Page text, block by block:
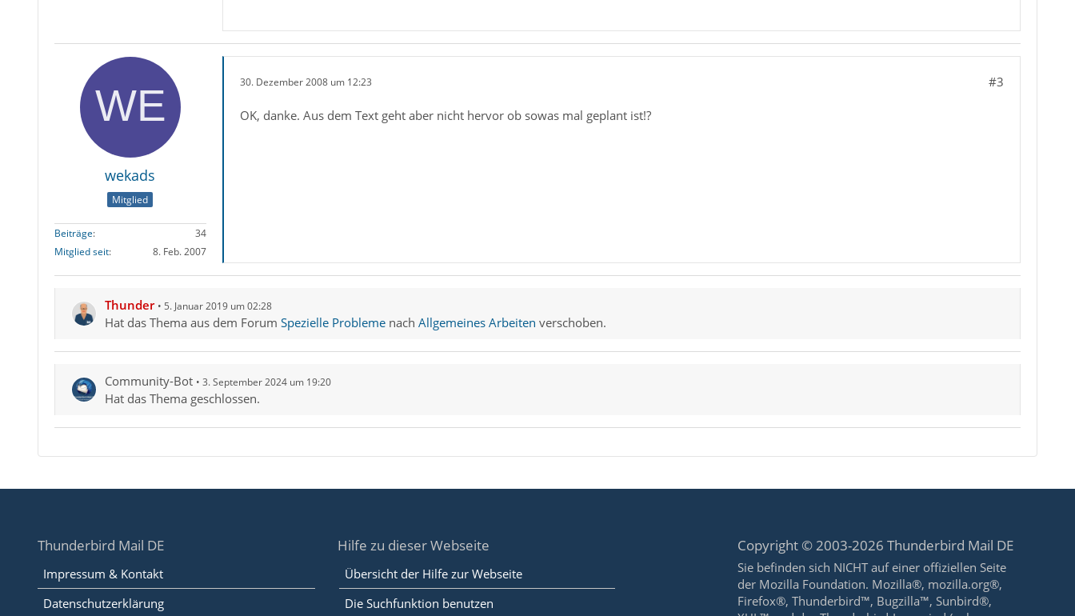
wekads
Mitglied
Beiträge
34
Mitglied seit
8. Feb. 2007
30. Dezember 2008 um 12:23 #3
OK, danke. Aus dem Text geht aber nicht hervor ob sowas mal geplant ist!?
Thunder 5. Januar 2019 um 02:28
Hat das Thema aus dem Forum Spezielle Problemenach Allgemeines Arbeiten verschoben.
Community-Bot 3. September 2024 um 19:20
Hat das Thema geschlossen.
Thunderbird Mail DE
Impressum & Kontakt
Datenschutzerklärung
Hilfe zu dieser Webseite
Übersicht der Hilfe zur Webseite
Die Suchfunktion benutzen
Copyright © 2003-2026 Thunderbird Mail DE
Sie befinden sich NICHT auf einer offiziellen Seite
der Mozilla Foundation. Mozilla®, mozilla.org®,
Firefox®, Thunderbird™, Bugzilla™, Sunbird®,